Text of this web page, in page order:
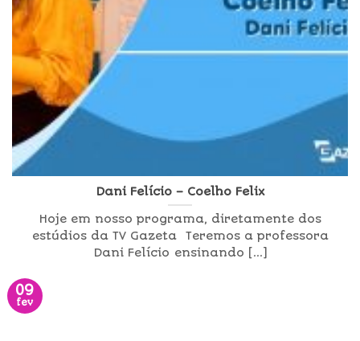
Dani Felício – Coelho Felix
Hoje em nosso programa, diretamente dos
estúdios da TV Gazeta Teremos a professora
Dani Felício ensinando [...]
09
fev